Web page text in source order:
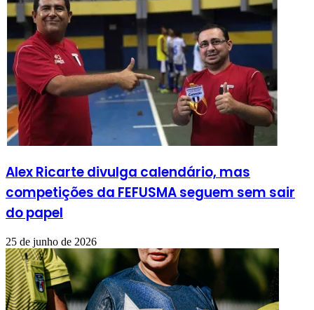
Alex Ricarte divulga calendário, mas
competições da FEFUSMA seguem sem sair
do papel
25 de junho de 2026